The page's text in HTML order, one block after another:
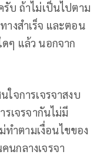
รับ ถ้าไม่เป็นไปตาม
างสำเร็จ และตอน
ๆ แล้ว นอกจาก
จการเจรจาสงบ
รเจรจากันไม่มี
ำตามเงื่อนไขของ
นกลางเจรจา